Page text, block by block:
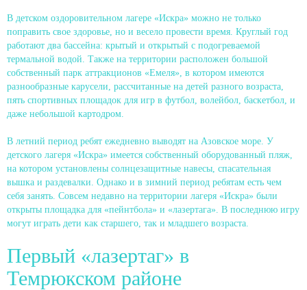
В детском оздоровительном лагере «Искра» можно не только
поправить свое здоровье, но и весело провести время. Круглый год
работают два бассейна: крытый и открытый с подогреваемой
термальной водой. Также на территории расположен большой
собственный парк аттракционов «Емеля», в котором имеются
разнообразные карусели, рассчитанные на детей разного возраста,
пять спортивных площадок для игр в футбол, волейбол, баскетбол, и
даже небольшой картодром.
В летний период ребят ежедневно выводят на Азовское море. У
детского лагеря «Искра» имеется собственный оборудованный пляж,
на котором установлены солнцезащитные навесы, спасательная
вышка и раздевалки. Однако и в зимний период ребятам есть чем
себя занять. Совсем недавно на территории лагеря «Искра» были
открыты площадка для «пейнтбола» и «лазертага». В последнюю игру
могут играть дети как старшего, так и младшего возраста.
Первый «лазертаг» в
Темрюкском районе